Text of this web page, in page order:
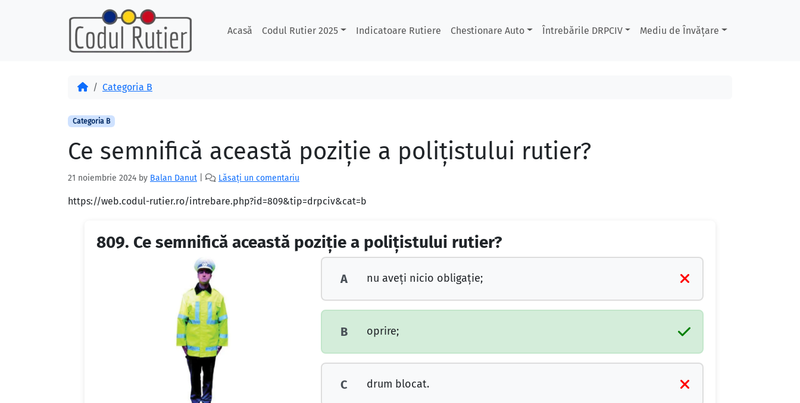
Acasă Codul Rutier 2025 Indicatoare Rutiere Chestionare Auto Întrebările DRPCIV Mediu de Învățare
AcasăCategoria B
Categoria B
Ce semnifică această poziţie a poliţistului rutier?
21 noiembrie 2024 by Balan Danut Lăsați un comentariu
https://web.codul-rutier.ro/intrebare.php?id=809&tip=drpciv&cat=b
809. Ce semnifică această poziţie a poliţistului rutier?
A nu aveţi nicio obligaţie;
B oprire;
C drum blocat.